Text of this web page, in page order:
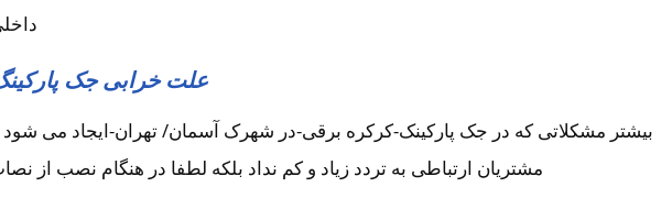
علت خرابی جک
بیشتر مشکلاتی که در جک پارکینک-کرکره برقی-در شهرک آسمان/ تهران-ایجاد می
مشتریان ارتباطی به تردد زیاد و کم نداد بلکه لطفا در هنگام نصب از